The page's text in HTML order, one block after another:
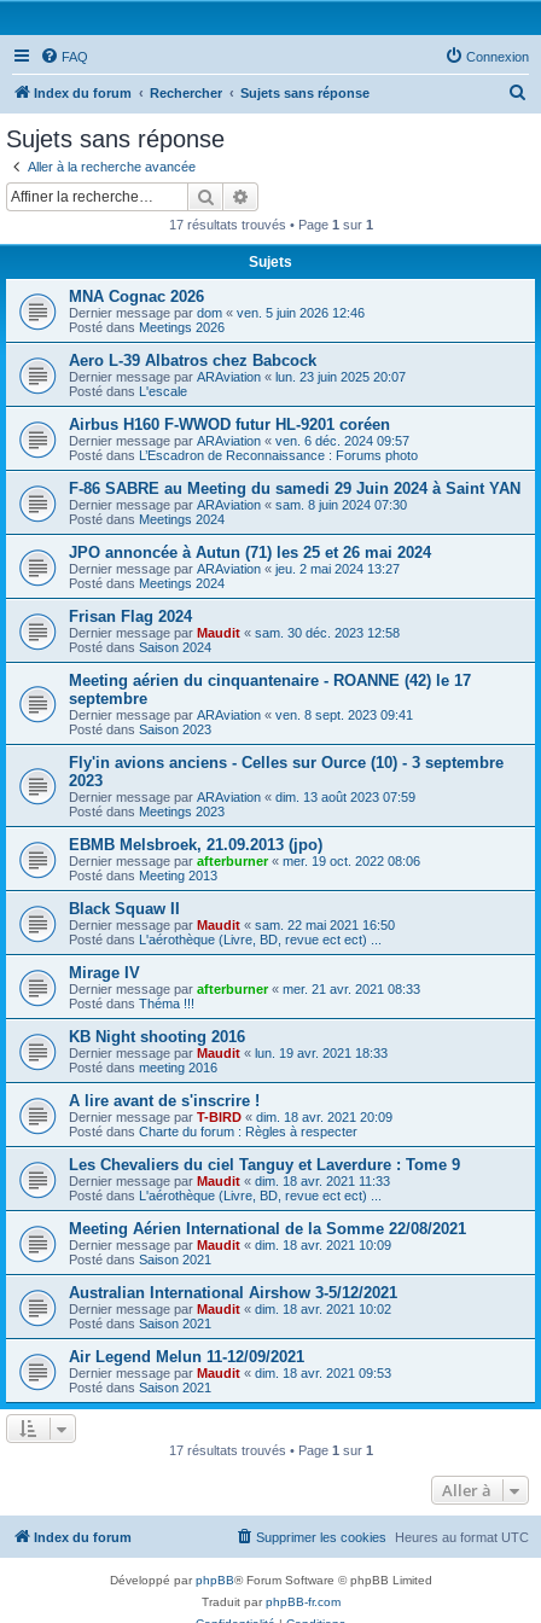
FAQ Connexion
Index du forum Rechercher Sujets sans réponse
Sujets sans réponse
Aller à la recherche avancée
Rechercher
17 résultats trouvés • Page 1 sur 1
Sujets
MNA Cognac 2026
Dernier message par dom « ven. 5 juin 2026 12:46
Posté dans Meetings 2026
Aero L-39 Albatros chez Babcock
Dernier message par ARAviation « lun. 23 juin 2025 20:07
Posté dans L'escale
Airbus H160 F-WWOD futur HL-9201 coréen
Dernier message par ARAviation « ven. 6 déc. 2024 09:57
Posté dans L’Escadron de Reconnaissance : Forums photo
F-86 SABRE au Meeting du samedi 29 Juin 2024 à Saint YAN
Dernier message par ARAviation « sam. 8 juin 2024 07:30
Posté dans Meetings 2024
JPO annoncée à Autun (71) les 25 et 26 mai 2024
Dernier message par ARAviation « jeu. 2 mai 2024 13:27
Posté dans Meetings 2024
Frisan Flag 2024
Dernier message par Maudit « sam. 30 déc. 2023 12:58
Posté dans Saison 2024
Meeting aérien du cinquantenaire - ROANNE (42) le 17
septembre
Dernier message par ARAviation « ven. 8 sept. 2023 09:41
Posté dans Saison 2023
Fly'in avions anciens - Celles sur Ource (10) - 3 septembre
2023
Dernier message par ARAviation « dim. 13 août 2023 07:59
Posté dans Meetings 2023
EBMB Melsbroek, 21.09.2013 (jpo)
Dernier message par afterburner« mer. 19 oct. 2022 08:06
Posté dans Meeting 2013
Black Squaw II
Dernier message par Maudit « sam. 22 mai 2021 16:50
Posté dans L'aérothèque (Livre, BD, revue ect ect) ...
Mirage IV
Dernier message par afterburner« mer. 21 avr. 2021 08:33
Posté dans Théma !!!
KB Night shooting 2016
Dernier message par Maudit « lun. 19 avr. 2021 18:33
Posté dans meeting 2016
A lire avant de s'inscrire !
Dernier message par T-BIRD « dim. 18 avr. 2021 20:09
Posté dans Charte du forum : Règles à respecter
Les Chevaliers du ciel Tanguy et Laverdure : Tome 9
Dernier message par Maudit « dim. 18 avr. 2021 11:33
Posté dans L'aérothèque (Livre, BD, revue ect ect) ...
Meeting Aérien International de la Somme 22/08/2021
Dernier message par Maudit « dim. 18 avr. 2021 10:09
Posté dans Saison 2021
Australian International Airshow 3-5/12/2021
Dernier message par Maudit « dim. 18 avr. 2021 10:02
Posté dans Saison 2021
Air Legend Melun 11-12/09/2021
Dernier message par Maudit « dim. 18 avr. 2021 09:53
Posté dans Saison 2021
17 résultats trouvés • Page 1 sur 1
Aller à
Index du forum Heures au format UTC
Supprimer les cookies
Développé parphpBB® Forum Software © phpBB Limited
Traduit parphpBB-fr.com